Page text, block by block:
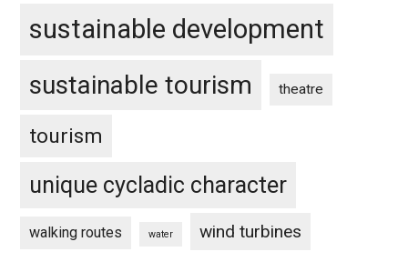
sustainable development
sustainable tourism theatre
tourism
unique cycladic character
walking routes water wind turbines